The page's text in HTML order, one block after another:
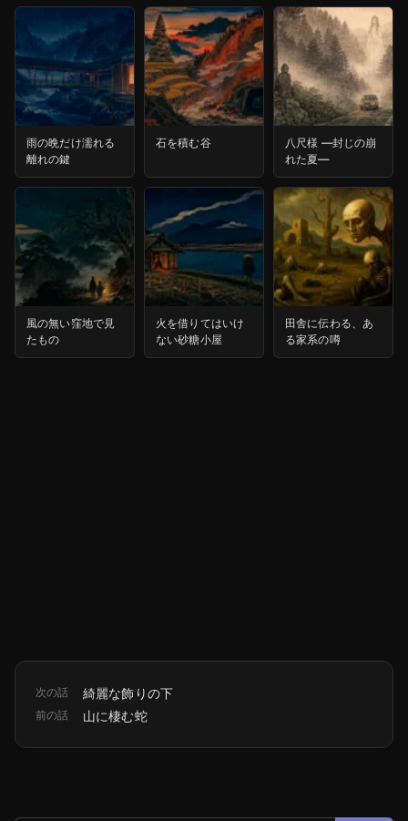
雨の晩だけ濡れる
離れの鍵
石を積む谷
八尺様 ―封じの崩
れた夏―
風の無い窪地で見
たもの
火を借りてはいけ
ない砂糖小屋
田舎に伝わる、あ
る家系の噂
次の話 綺麗な飾りの下
前の話 山に棲む蛇